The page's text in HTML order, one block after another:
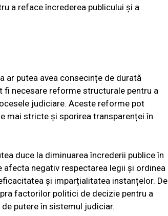
a reface încrederea publicului și a
ar putea avea consecințe de durată
necesare reforme structurale pentru a
judiciare. Aceste reforme pot
mai stricte și sporirea transparenței în
duce la diminuarea încrederii publice în
negativ respectarea legii și ordinea
și imparțialitatea instanțelor. De
factorilor politici de decizie pentru a
putere în sistemul judiciar.